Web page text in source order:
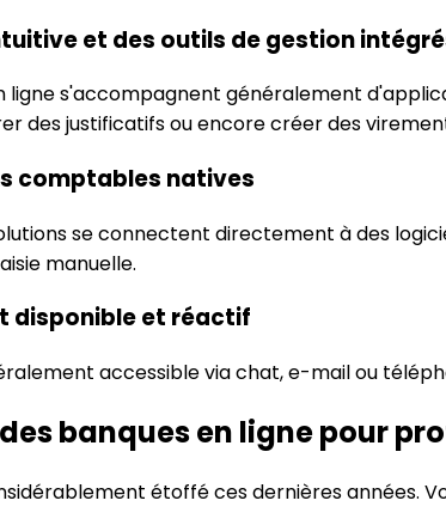
et des outils de gestion
ligne s'accompagnent généralement
des justificatifs ou encore créer des
comptables natives
se connectent directement à des
manuelle.
disponible et réactif
accessible via chat, e-mail ou
banques en ligne pour
étoffé ces dernières années.